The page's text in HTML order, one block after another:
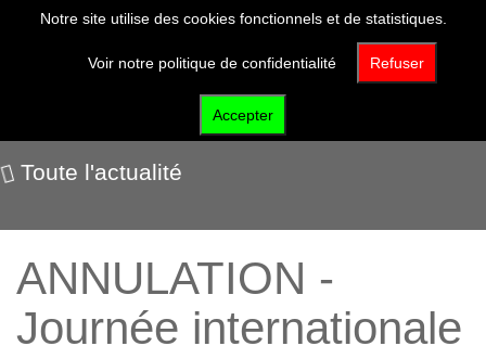
Nos événements
Toute l'actualité
ANNULATION -
Journée internationale
Notre site utilise des cookies fonctionnels et de statistiques.
Voir notre politique de confidentialité Refuser
Accepter